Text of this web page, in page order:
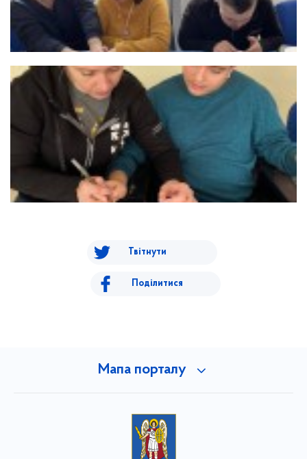
Твітнути
Поділитися
Мапа порталу